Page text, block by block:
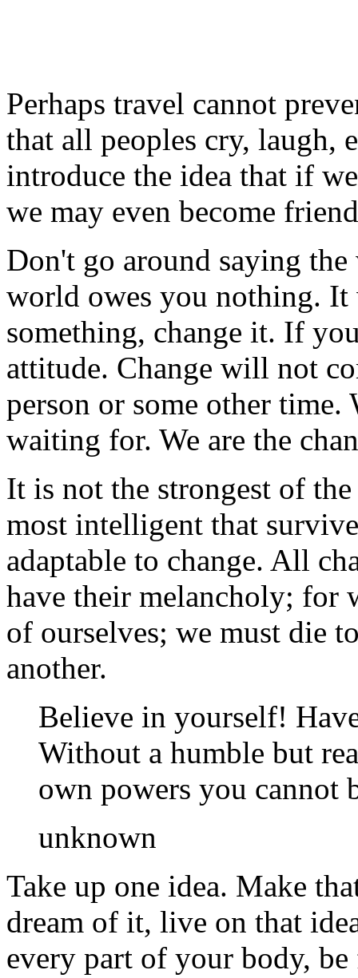
Perhaps travel cannot
that all peoples cry, laugh,
introduce the idea that if
we may even become
Don't go around saying
world owes you nothing.
something, change it. If
attitude. Change will not
person or some other time.
waiting for. We are the
It is not the strongest of
most intelligent that
adaptable to change. All
have their melancholy; for
of ourselves; we must die
another.
Believe in yourself!
Without a humble but
own powers you cannot
unknown
Take up one idea. Make
dream of it, live on that
every part of your body,